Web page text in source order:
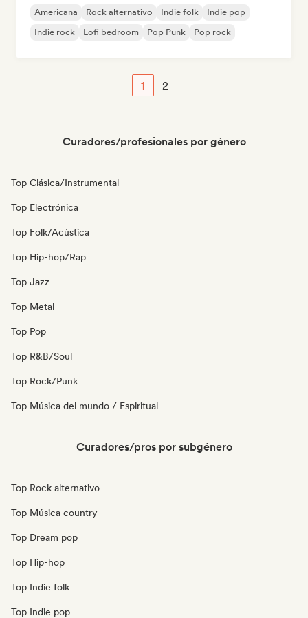
Americana Rock alternativo Indie folk
Indie pop
Indie rock
Lofi bedroom Pop Punk Pop rock
1 2
Curadores/profesionales por género
Top Clásica/Instrumental
Top Electrónica
Top Folk/Acústica
Top Hip-hop/Rap
Top Jazz
Top Metal
Top Pop
Top R&B/Soul
Top Rock/Punk
Top Música del mundo / Espiritual
Curadores/pros por subgénero
Top Rock alternativo
Top Música country
Top Dream pop
Top Hip-hop
Top Indie folk
Top Indie pop